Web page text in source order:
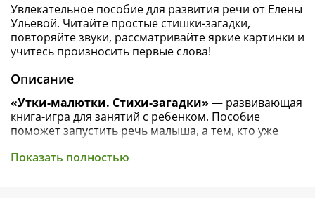
Увлекательное пособие для развития речи от Елены
Ульевой. Читайте простые стишки-загадки,
повторяйте звуки, рассматривайте яркие картинки и
учитесь произносить первые слова!
Описание
«Утки-малютки. Стихи-загадки» — развивающая
книга-игра для занятий с ребенком. Пособие
поможет запустить речь малыша, а тем, кто уже
артикуляцию.
Показать полностью